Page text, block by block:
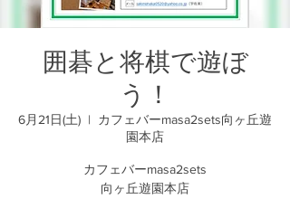
囲碁と将棋で遊ぼ
う！
6月21日(土)
  |
カフェバーmasa2sets向ヶ丘遊
園本店
カフェバーmasa2sets
向ヶ丘遊園本店